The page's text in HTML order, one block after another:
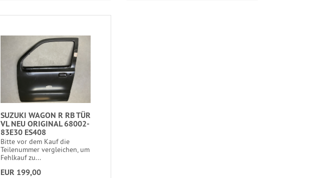
SUZUKI WAGON R RB TÜR
VL NEU ORIGINAL 68002-
83E30 ES408
Bitte vor dem Kauf die
Teilenummer vergleichen, um
Fehlkauf zu...
EUR 199,00